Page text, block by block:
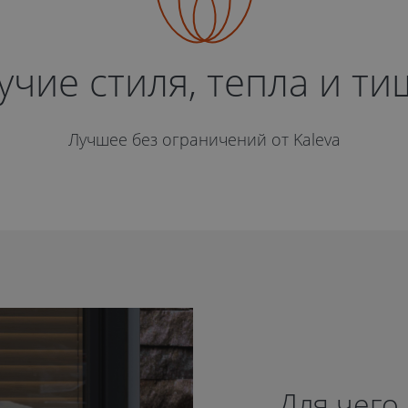
стиля, тепла и
Лучшее без ограничений от Kaleva